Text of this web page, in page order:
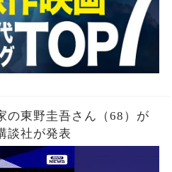
の東野圭吾さん（68）が
談社が発表